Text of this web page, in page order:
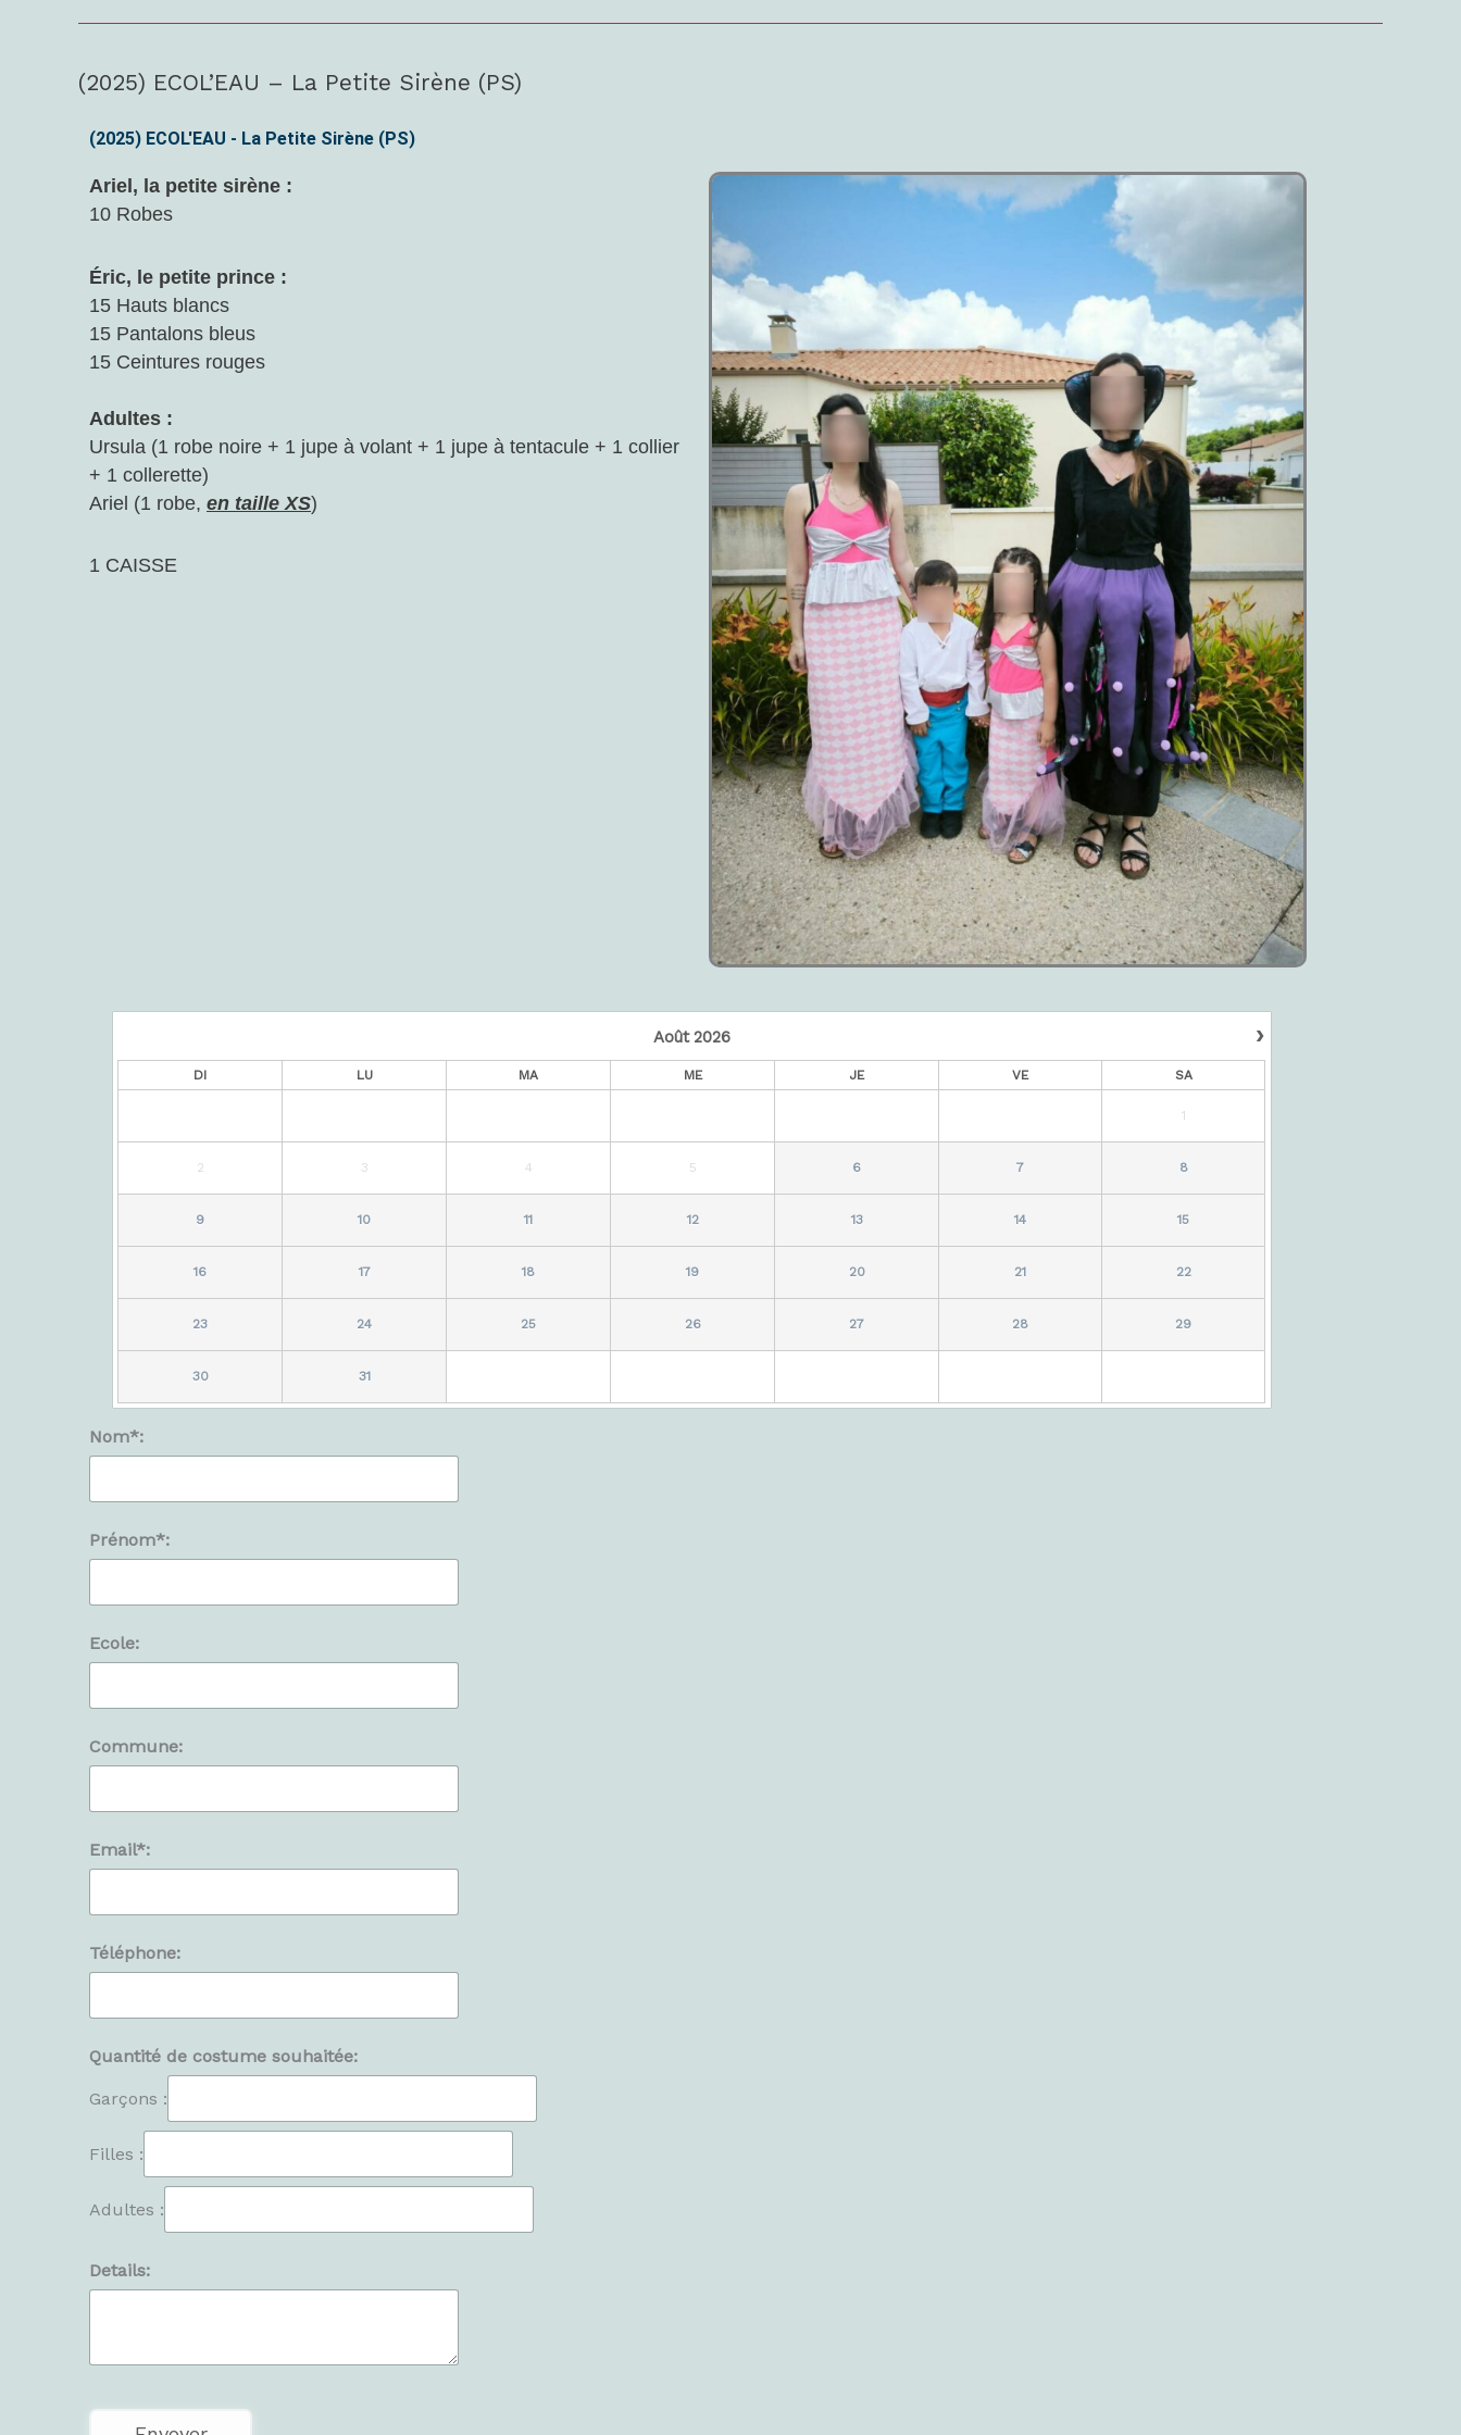
(2025) ECOL’EAU – La Petite Sirène (PS)
(2025) ECOL'EAU - La Petite Sirène (PS)
Ariel, la petite sirène :
10 Robes
Éric, le petite prince :
15 Hauts blancs
15 Pantalons bleus
15 Ceintures rouges
Adultes :
Ursula (1 robe noire + 1 jupe à volant + 1 jupe à tentacule + 1 collier
+ 1 collerette)
Ariel (1 robe, en taille XS)
1 CAISSE
›
Août 2026
DI LU MA ME JE VE SA
1
2 3 4 5 6 7 8
9 10 11 12 13 14 15
16 17 18 19 20 21 22
23 24 25 26 27 28 29
30 31
Nom*:
Prénom*:
Ecole:
Commune:
Email*:
Téléphone:
Quantité de costume souhaitée:
Garçons :
Filles :
Adultes :
Details:
(2025)
Petite
Sirène